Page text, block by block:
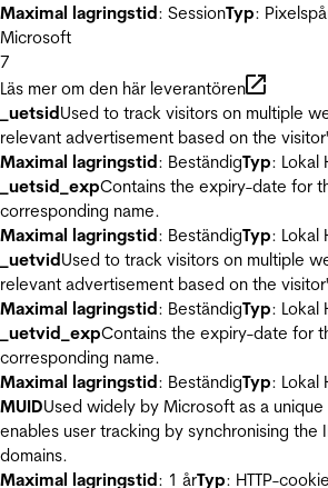
Maximal lagringstid: SessionTyp:
Microsoft
7
Läs mer om den här leverantören
_uetsidUsed to track visitors on multiple
relevant advertisement based on the
Maximal lagringstid: BeständigTyp: Lokal
_uetsid_expContains the expiry-date for
corresponding name.
Maximal lagringstid: BeständigTyp: Lokal
_uetvidUsed to track visitors on multiple
relevant advertisement based on the
Maximal lagringstid: BeständigTyp: Lokal
_uetvid_expContains the expiry-date for
corresponding name.
Maximal lagringstid: BeständigTyp: Lokal
MUIDUsed widely by Microsoft as a
enables user tracking by synchronising the
domains.
Maximal lagringstid: 1 årTyp: HTTP-cookie